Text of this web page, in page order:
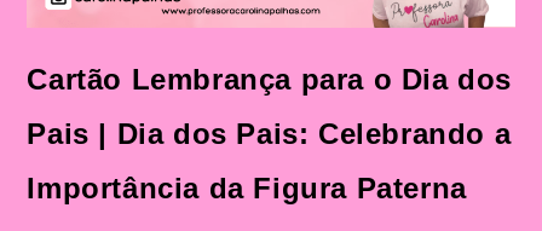
Cartão Lembrança para o Dia dos
Pais | Dia dos Pais: Celebrando a
Importância da Figura Paterna